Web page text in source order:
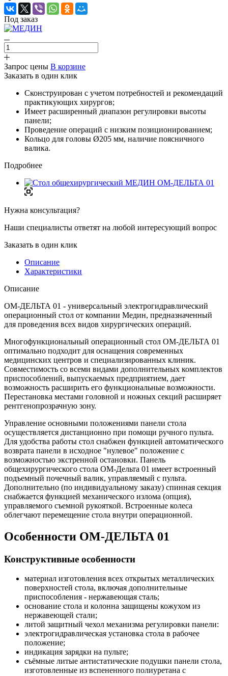
Под заказ
Запрос цены В корзине
Заказать в один клик
Сконструирован с учетом потребностей и рекомендаций
практикующих хирургов;
Имеет расширенный диапазон регулировки высоты
панели;
Проведение операций с низким позиционированием;
Кольцо для головы Ø205 мм, наличие поясничного
валика.
Подробнее
Нужна консультация?
Наши специалисты ответят на любой интересующий вопрос
Заказать в один клик
Описание
Характеристики
Описание
ОМ-ДЕЛЬТА 01 - универсальный электрогидравлический
операционный стол от компании Медин, предназначенный
для проведения всех видов хирургических операций.
Многофункциональный операционный стол ОМ-ДЕЛЬТА 01
оптимально подходит для оснащения современных
медицинских центров и специализированных клиник.
Совместимость со всеми видами дополнительных комплектов
приспособлений, выпускаемых предприятием, дает
возможность расширить его функциональные возможности.
Перестановка местами головной и ножных секций расширяет
рентгенопрозрачную зону.
Управление основными положениями панели стола
осуществляется дистанционно при помощи ручного пульта.
Для удобства работы стол снабжен функцией автоматического
возврата панели в исходное "нулевое" положение с
возможностью экстренной остановки. Панель
общехирургического стола ОМ-Дельта 01 имеет встроенный
подъемный почечный валик, управляемый с пульта.
Дополнительно (по индивидуальному заказу) спинная секция
снабжается функцией механического излома (опция),
управляемого съемной рукояткой. Встроенные колеса
облегчают перемещение стола внутри операционной.
Особенности ОМ-ДЕЛЬТА 01
Конструктивные особенности
материал изготовления всех открытых металлических
поверхностей стола, включая дополнительные
приспособления - нержавеющая сталь;
основание стола и колонна защищены кожухом из
нержавеющей стали;
литой защитный чехол механизма регулировки панели:
электрогидравлическая установка стола в рабочее
положение;
индикация зарядки на пульте;
съёмные литые антистатические подушки панели стола,
изготовленные из вспененного полиуретана с